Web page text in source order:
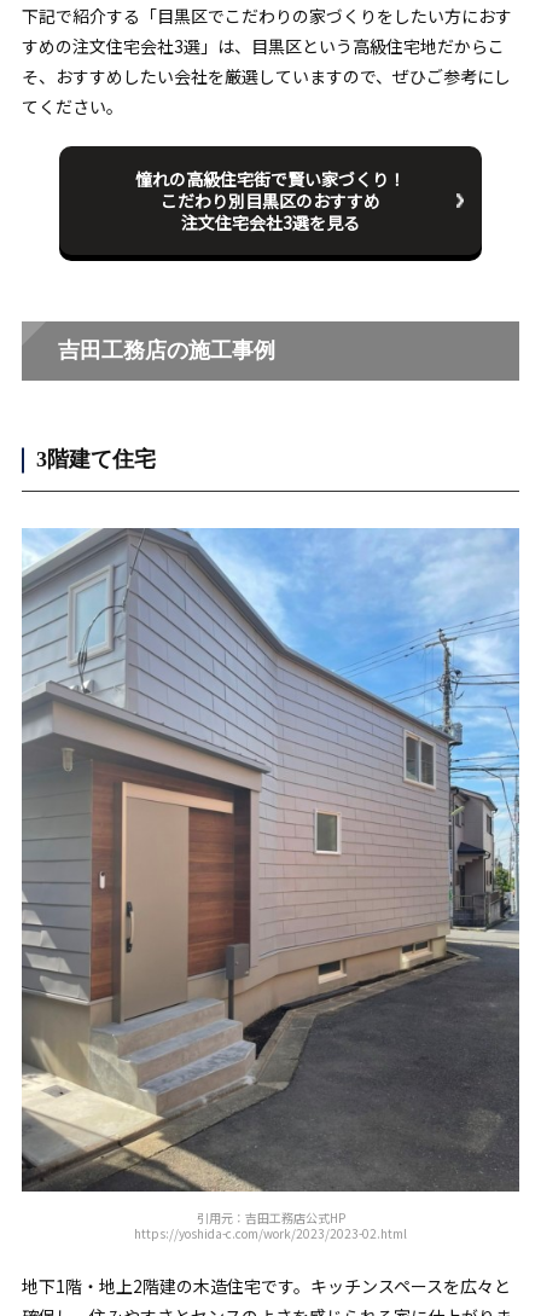
下記で紹介する「目黒区でこだわりの家づくりをしたい方におす
すめの注文住宅会社3選」は、目黒区という高級住宅地だからこ
そ、おすすめしたい会社を厳選していますので、ぜひご参考にし
てください。
憧れの高級住宅街で賢い家づくり！
こだわり別目黒区のおすすめ
注文住宅会社3選を見る
吉田工務店の施工事例
3階建て住宅
引用元：吉田工務店公式HP
https://yoshida-c.com/work/2023/2023-02.html
地下1階・地上2階建の木造住宅です。キッチンスペースを広々と